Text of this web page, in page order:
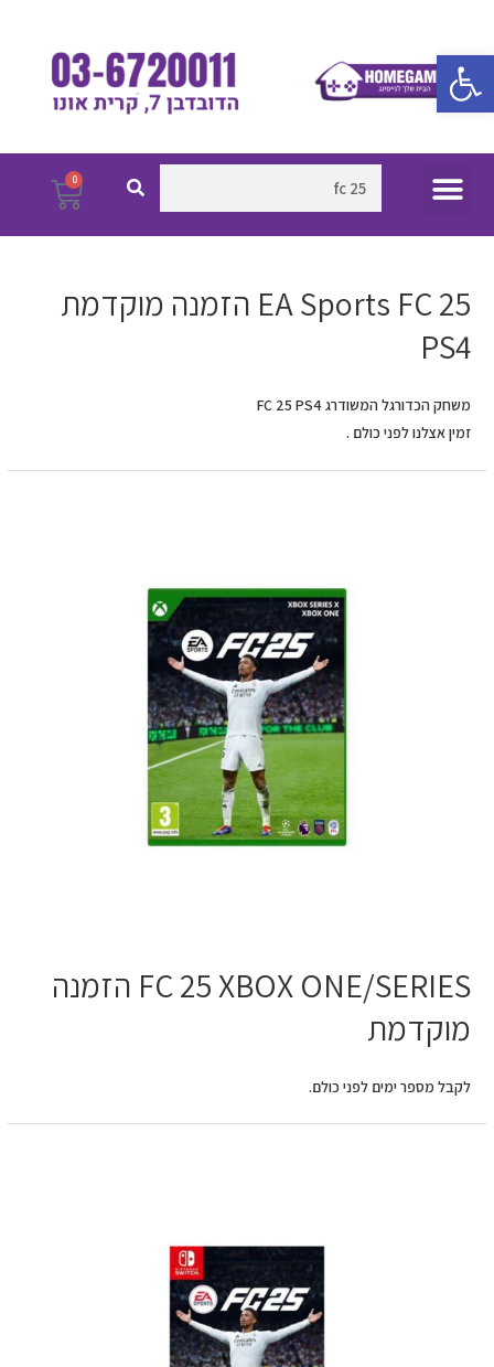
פתח סרגל נגישות
תפריט 0
EA Sports FC 25 הזמנה מוקדמת
PS4
משחק הכדורגל המשודרג FC 25 PS4
זמין אצלנו לפני כולם .
FC 25 XBOX ONE/SERIES הזמנה
מוקדמת
לקבל מספר ימים לפני כולם.